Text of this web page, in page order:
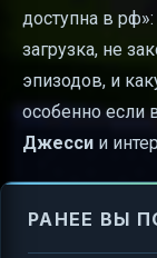
доступна в
загрузка, не
эпизодов, и
особенно
Джесси и
РАНЕЕ ВЫ